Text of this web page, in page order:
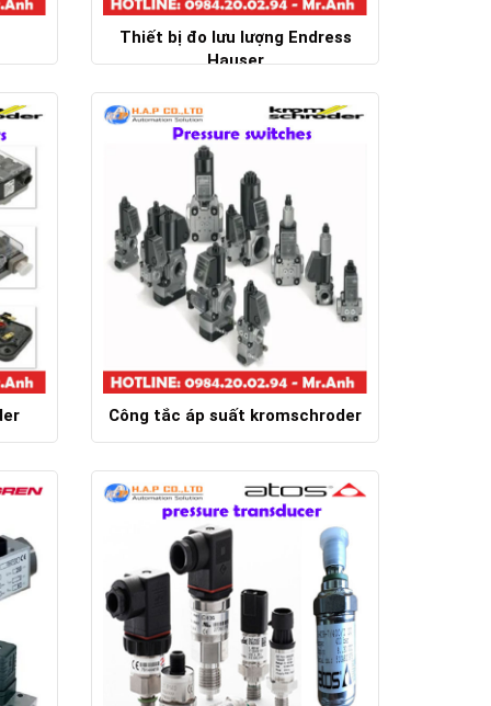
Thiết bị đo lưu lượng Endress
Hauser
Công tắc áp suất kromschroder
Chi tiết